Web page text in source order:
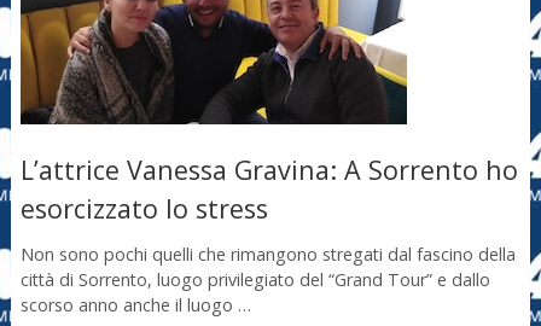
L’attrice Vanessa Gravina: A Sorrento ho
esorcizzato lo stress
Non sono pochi quelli che rimangono stregati dal fascino della
città di Sorrento, luogo privilegiato del “Grand Tour” e dallo
scorso anno anche il luogo …